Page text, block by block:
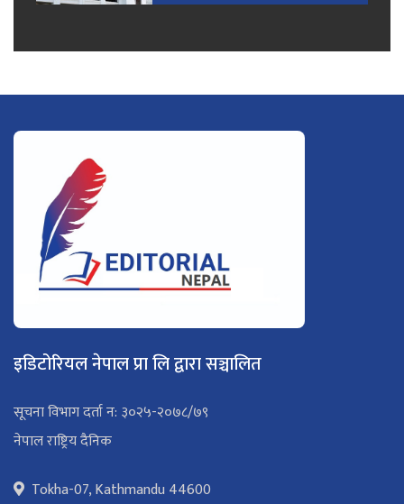
इडिटोरियल नेपाल प्रा लि द्वारा सञ्चालित
सूचना विभाग दर्ता न: ३०२५-२०७८/७९
नेपाल राष्ट्रिय दैनिक
Tokha-07, Kathmandu 44600